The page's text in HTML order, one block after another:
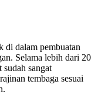
di dalam pembuatan
Selama lebih dari 20
sangat
tembaga sesuai